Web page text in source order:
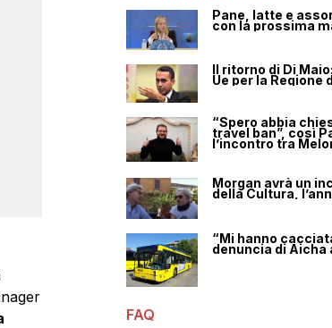
Pane, latte e
con la prossima
Il ritorno di Di
Ue per la Regione
“Spero abbia
travel ban”, così
l’incontro tra
Morgan avrà un
della Cultura,
“Mi hanno
denuncia di Aicha
FAQ